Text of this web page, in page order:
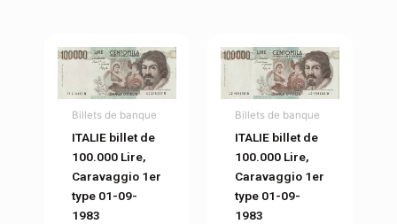
Billets de banque
ITALIE billet de
100.000 Lire,
Caravaggio 1er
type 01-09-
1983
Billets de banque
ITALIE billet de
100.000 Lire,
Caravaggio 1er
type 01-09-
1983